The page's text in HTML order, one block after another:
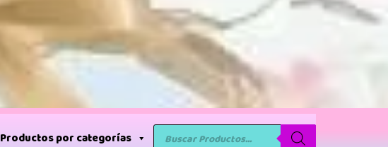
Productos por categorías